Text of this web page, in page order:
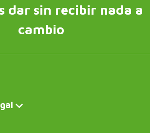
dar sin recibir nada a
cambio